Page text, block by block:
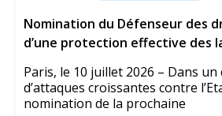
Nomination du Défenseur des
d’une protection effective des
Paris, le 10 juillet 2026 – Dans
d’attaques croissantes contre
nomination de la prochaine